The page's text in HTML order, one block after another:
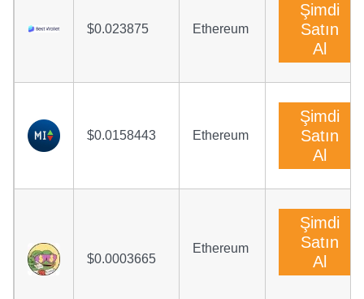
$0.023875 Ethereum
Şimdi
Satın
Al
$0.0158443 Ethereum
Şimdi
Satın
Al
$0.0003665
Ethereum
Şimdi
Satın
Al